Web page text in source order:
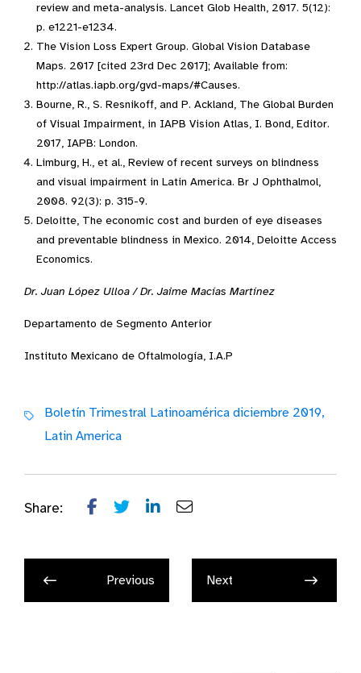
review and meta-analysis. Lancet Glob Health, 2017. 5(12):
p. e1221-e1234.
The Vision Loss Expert Group. Global Vision Database
Maps. 2017 [cited 23rd Dec 2017]; Available from:
http://atlas.iapb.org/gvd-maps/#Causes.
Bourne, R., S. Resnikoff, and P. Ackland, The Global Burden
of Visual Impairment, in IAPB Vision Atlas, I. Bond, Editor.
2017, IAPB: London.
Limburg, H., et al., Review of recent surveys on blindness
and visual impairment in Latin America. Br J Ophthalmol,
2008. 92(3): p. 315-9.
​Deloitte, The economic cost and burden of eye diseases
and preventable blindness in Mexico. 2014, Deloitte Access
Economics.
Dr. Juan López Ulloa / Dr. Jaime Macías Martínez
Departamento de Segmento Anterior
Instituto Mexicano de Oftalmología, I.A.P
Boletín Trimestral Latinoamérica diciembre 2019,
Latin America
Share:
Previous Next